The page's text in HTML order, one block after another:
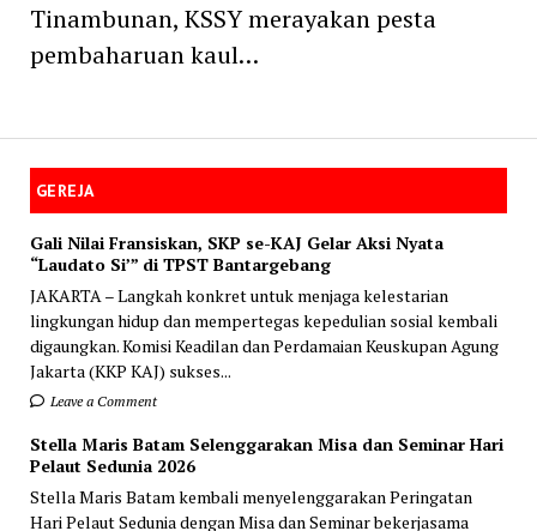
GEREJA
Gali Nilai Fransiskan, SKP se-KAJ Gelar Aksi Nyata
“Laudato Si’” di TPST Bantargebang
JAKARTA – Langkah konkret untuk menjaga kelestarian
lingkungan hidup dan mempertegas kepedulian sosial kembali
digaungkan. Komisi Keadilan dan Perdamaian Keuskupan Agung
Jakarta (KKP KAJ) sukses...
Leave a Comment
Stella Maris Batam Selenggarakan Misa dan Seminar Hari
Pelaut Sedunia 2026
Stella Maris Batam kembali menyelenggarakan Peringatan
Hari Pelaut Sedunia dengan Misa dan Seminar bekerjasama
Tinambunan, KSSY merayakan pesta
pembaharuan kaul…